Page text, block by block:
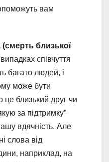
вам
близької
співчуття
багато людей, і
може бути
близький друг чи
за підтримку”
вдячність. Але
слова від
наприклад, на